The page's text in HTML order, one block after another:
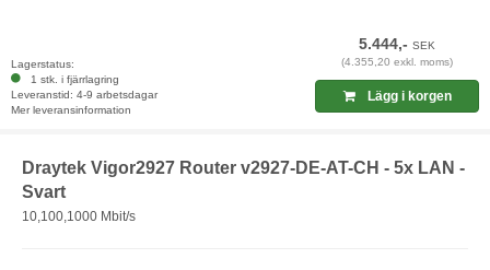
Lagerstatus:
1 stk. i fjärrlagring
Leveranstid: 4-9 arbetsdagar
Mer leveransinformation
5.444,-SEK
(4.355,20 exkl. moms)
Lägg i korgen
Draytek Vigor2927 Router v2927-DE-AT-CH - 5x LAN -
Svart
10,100,1000 Mbit/s